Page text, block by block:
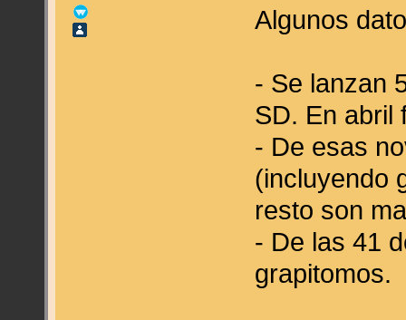
Algunos
- Se lanzan
SD. En abril
- De esas
(incluyendo
resto son
- De las 41
grapitomos.